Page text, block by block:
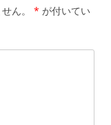
ん。 * が付いてい